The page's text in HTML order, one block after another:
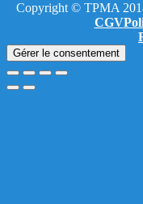
Copyright © TPMA
CGV
Gérer le consentement